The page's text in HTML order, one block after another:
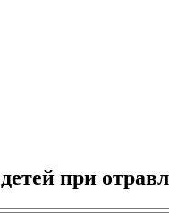
при